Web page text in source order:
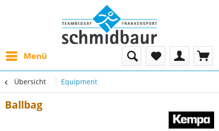
Menü
Übersicht Equipment
Ballbag